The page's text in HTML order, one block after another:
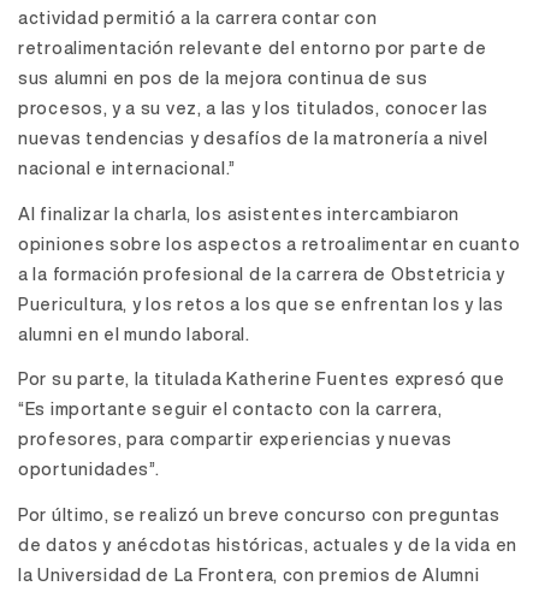
actividad permitió a la carrera contar con
retroalimentación relevante del entorno por parte de
sus alumni en pos de la mejora continua de sus
procesos, y a su vez, a las y los titulados, conocer las
nuevas tendencias y desafíos de la matronería a nivel
nacional e internacional.”
Al finalizar la charla, los asistentes intercambiaron
opiniones sobre los aspectos a retroalimentar en cuanto
a la formación profesional de la carrera de Obstetricia y
Puericultura, y los retos a los que se enfrentan los y las
alumni en el mundo laboral.
Por su parte, la titulada Katherine Fuentes expresó que
“Es importante seguir el contacto con la carrera,
profesores, para compartir experiencias y nuevas
oportunidades”.
Por último, se realizó un breve concurso con preguntas
de datos y anécdotas históricas, actuales y de la vida en
la Universidad de La Frontera, con premios de Alumni